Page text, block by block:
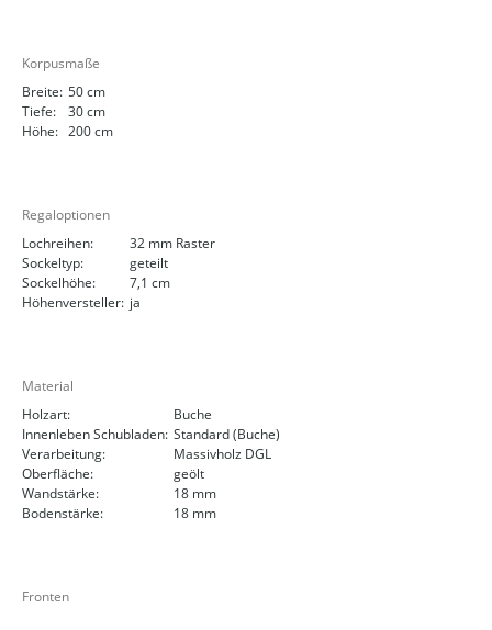
Korpusmaße
Breite: 50 cm
Tiefe:
30 cm
Höhe: 200 cm
Regaloptionen
Lochreihen:
32 mm Raster
Sockeltyp:
geteilt
Sockelhöhe:
7,1 cm
Höhenversteller: ja
Material
Holzart:
Buche
Innenleben Schubladen: Standard (Buche)
Verarbeitung:
Massivholz DGL
Oberfläche:
geölt
Wandstärke:
18 mm
Bodenstärke:
18 mm
Fronten